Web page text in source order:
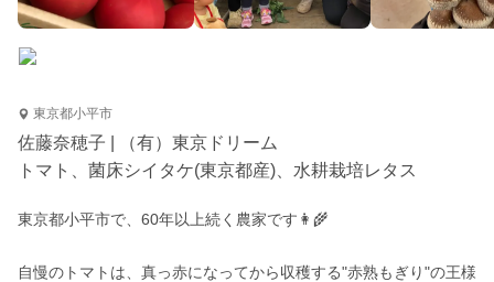
東京都小平市
佐藤奈穂子 | （有）東京ドリーム
トマト、菌床シイタケ(東京都産)、水耕栽培レタス
東京都小平市で、60年以上続く農家です👩‍🌾
自慢のトマトは、真っ赤になってから収穫する"赤熟もぎり"の王様